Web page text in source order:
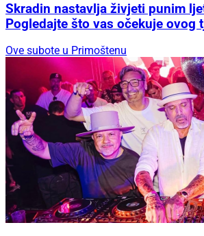
Skradin nastavlja živjeti punim
Pogledajte što vas očekuje ovog
Ove subote u Primoštenu